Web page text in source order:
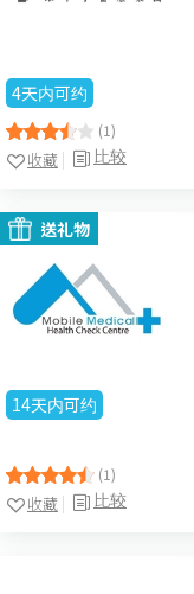
4天内可约
(1)
比较
收藏
送礼物
14天内可约
(1)
比较
收藏